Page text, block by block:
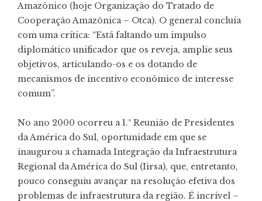
Amazônico (hoje Organização do Tratado de
Cooperação Amazônica – Otca). O general concluía
com uma crítica: “Está faltando um impulso
diplomático unificador que os reveja, amplie seus
objetivos, articulando-os e os dotando de
mecanismos de incentivo econômico de interesse
comum”.
No ano 2000 ocorreu a 1.ª Reunião de Presidentes
da América do Sul, oportunidade em que se
inaugurou a chamada Integração da Infraestrutura
Regional da América do Sul (Iirsa), que, entretanto,
pouco conseguiu avançar na resolução efetiva dos
problemas de infraestrutura da região. É incrível –